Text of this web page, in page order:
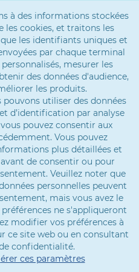
à des informations stockées
les cookies, et traitons les
les identifiants uniques et
par chaque terminal
mesurer les
des données d'audience,
les produits.
utiliser des données
d’identification par analyse
pouvez consentir aux
Vous pouvez
plus détaillées et
de consentir ou pour
Veuillez noter que
personnelles peuvent
mais vous avez le
ne s'appliqueront
modifier vos préférences à
ce site web ou en consultant
confidentialité.
ces paramètres